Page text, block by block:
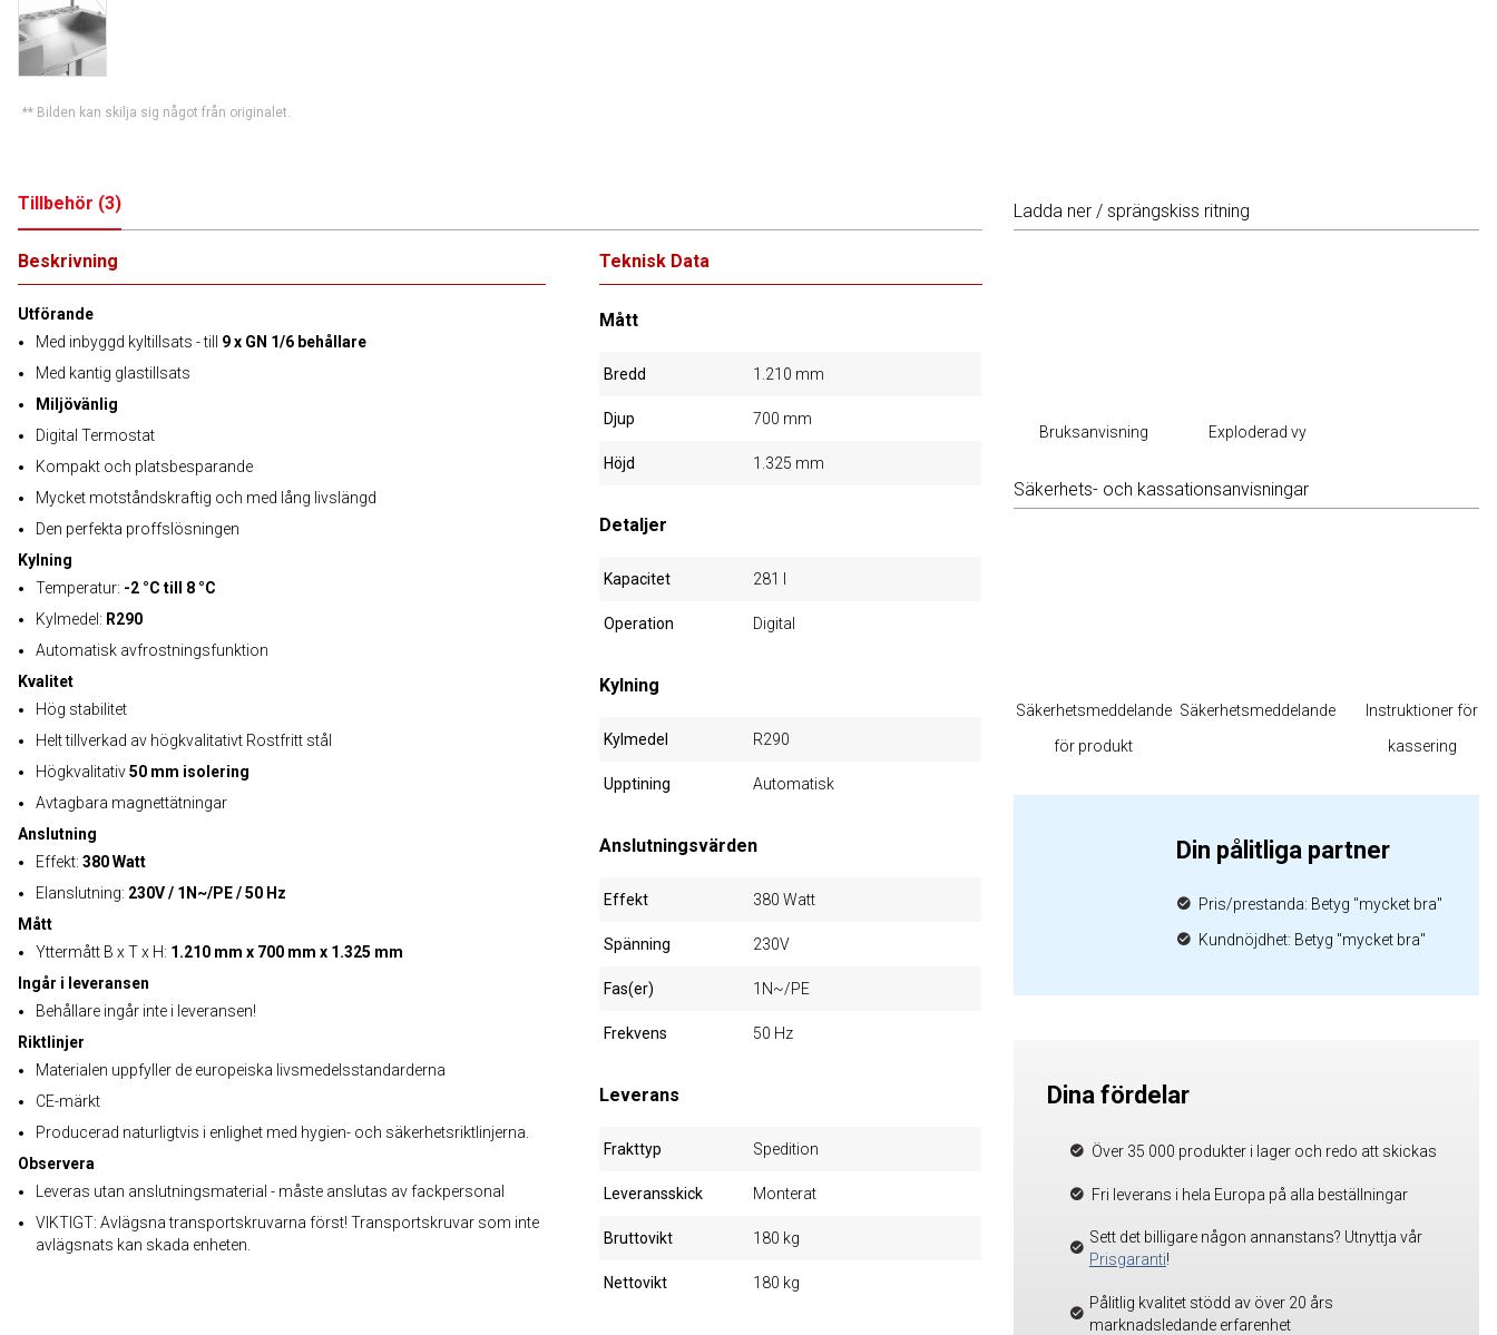
** Bilden kan skilja sig något från originalet.
Tillbehör (3)
Beskrivning
Utförande
Med inbyggd kyltillsats - till
9 x GN 1/6 behållare
Med kantig glastillsats
Miljövänlig
Digital Termostat
Kompakt och platsbesparande
Mycket motståndskraftig och med lång livslängd
Den perfekta proffslösningen
Kylning
Temperatur: -2 °C till 8 °C
Kylmedel: R290
Automatisk avfrostningsfunktion
Kvalitet
Hög stabilitet
Helt tillverkad av högkvalitativt Rostfritt stål
Högkvalitativ50 mm isolering
Avtagbara magnettätningar
Anslutning
Effekt: 380 Watt
Elanslutning: 230V / 1N~/PE / 50 Hz
Mått
Yttermått B x T x H: 1.210 mm x 700 mm x 1.325 mm
Ingår i leveransen
Behållare ingår inte i leveransen!
Riktlinjer
Materialen uppfyller de europeiska livsmedelsstandarderna
CE-märkt
Producerad naturligtvis i enlighet med hygien- och säkerhetsriktlinjerna.
Observera
Leveras utan anslutningsmaterial - måste anslutas av fackpersonal
VIKTIGT: Avlägsna transportskruvarna först! Transportskruvar som inte
avlägsnats kan skada enheten.
Teknisk Data
Mått
Bredd 1.210 mm
Djup 700 mm
Höjd 1.325 mm
Detaljer
Kapacitet 281 l
Operation Digital
Kylning
Kylmedel R290
Upptining Automatisk
Anslutningsvärden
Effekt 380 Watt
Spänning 230V
Fas(er) 1N~/PE
Frekvens 50 Hz
Leverans
Frakttyp Spedition
Leveransskick Monterat
Bruttovikt 180 kg
Nettovikt 180 kg
Ladda ner / sprängskiss ritning
Bruksanvisning Exploderad vy
Säkerhets- och kassationsanvisningar
Säkerhetsmeddelande
för produkt
Säkerhetsmeddelande
Instruktioner för
kassering
Din pålitliga partner
Pris/prestanda: Betyg "mycket bra"
Kundnöjdhet: Betyg "mycket bra"
Dina fördelar
Över 35 000 produkter i lager och redo att skickas
Fri leverans i hela Europa på alla beställningar
Sett det billigare någon annanstans? Utnyttja vår
Prisgaranti!
Pålitlig kvalitet stödd av över 20 års
marknadsledande erfarenhet